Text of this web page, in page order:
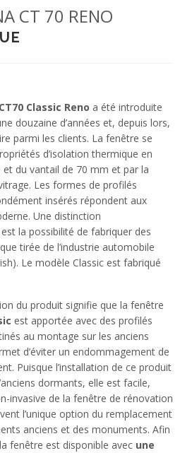
CT 70 RENO
Classic Reno a été introduite
douzaine d’années et, depuis lors,
parmi les clients. La fenêtre se
d’isolation thermique en
du vantail de 70 mm et par la
Les formes de profilés
insérés répondent aux
Une distinction
la possibilité de fabriquer des
tirée de l’industrie automobile
Le modèle Classic est fabriqué
du produit signifie que la fenêtre
est apportée avec des profilés
au montage sur les anciens
d’éviter un endommagement de
Puisque l’installation de ce produit
dormants, elle est facile,
invasive de la fenêtre de rénovation
l’unique option du remplacement
anciens et des monuments. Afin
fenêtre est disponible avec une